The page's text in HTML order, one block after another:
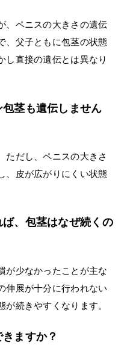
、ペニスの大きさの遺伝
、父子ともに包茎の状態
し直接の遺伝とは異なり
茎も遺伝しません
ただし、ペニスの大きさ
、皮が広がりにくい状態
、包茎はなぜ続くの
が少なかったことが主な
伸展が十分に行われない
続きやすくなります。
ますか？